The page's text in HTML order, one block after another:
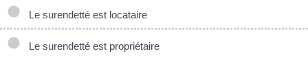
Le surendetté est locataire
Le surendetté est propriétaire